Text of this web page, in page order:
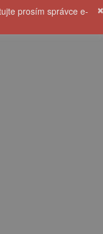
prosím správce e-